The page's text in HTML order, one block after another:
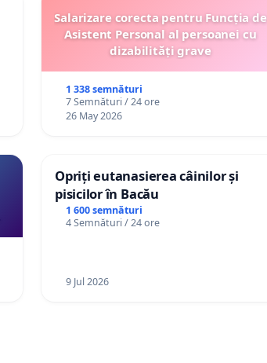
Salarizare corecta pentru Funcția de
Asistent Personal al persoanei cu
dizabilități grave
1 338 semnături
7 Semnături / 24 ore
26 May 2026
Opriți eutanasierea câinilor și
pisicilor în Bacău
1 600 semnături
4 Semnături / 24 ore
9 Jul 2026